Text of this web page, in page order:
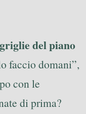
griglie del piano
faccio domani”,
con le
di prima?